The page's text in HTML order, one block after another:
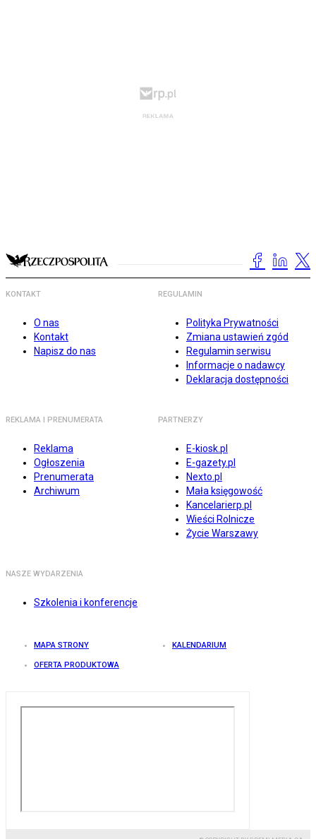
KONTAKT
O nas
Kontakt
Napisz do nas
REGULAMIN
Polityka Prywatności
Zmiana ustawień zgód
Regulamin serwisu
Informacje o nadawcy
Deklaracja dostępności
REKLAMA I PRENUMERATA
Reklama
Ogłoszenia
Prenumerata
Archiwum
PARTNERZY
E-kiosk.pl
E-gazety.pl
Nexto.pl
Mała księgowość
Kancelarierp.pl
Wieści Rolnicze
Życie Warszawy
NASZE WYDARZENIA
Szkolenia i konferencje
MAPA STRONY KALENDARIUM
OFERTA PRODUKTOWA